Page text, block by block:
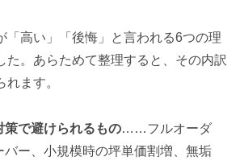
「高い」「後悔」と言われる6つの理
た。あらためて整理すると、その内訳
ます。
策で避けられるもの……フルオーダ
バー、小規模時の坪単価割増、無垢